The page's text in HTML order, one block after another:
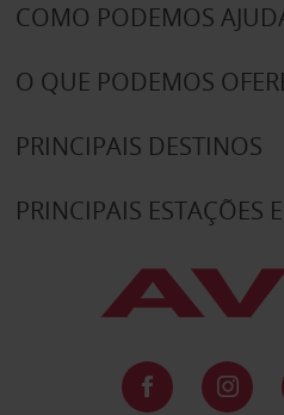
COMO PODEMOS
O QUE PODEMOS
PRINCIPAIS DESTINOS
PRINCIPAIS ESTAÇÕES